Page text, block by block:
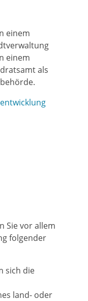
einem
einem
als
Sie vor allem
folgender
sich die
land- oder